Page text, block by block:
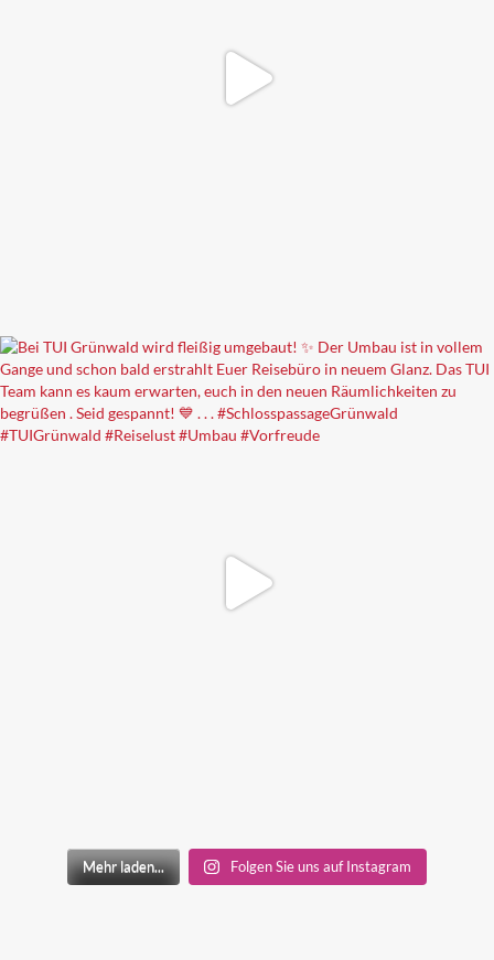
Mehr laden... Folgen Sie uns auf Instagram